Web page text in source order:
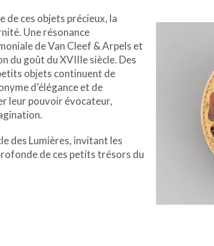
de ces objets précieux, la
Une résonance
de Van Cleef & Arpels et
du goût du XVIIIe siècle. Des
objets continuent de
d’élégance et de
leur pouvoir évocateur,
des Lumières, invitant les
de ces petits trésors du